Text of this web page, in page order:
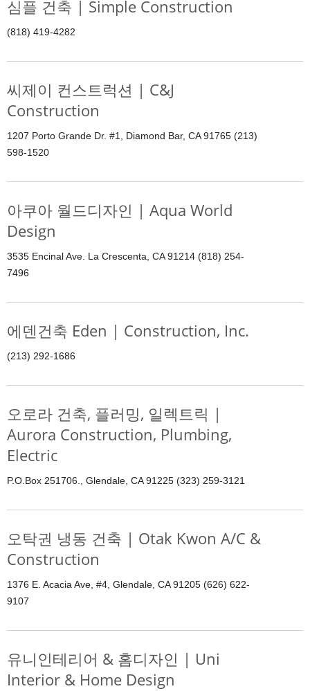
심플 건축 | Simple Construction
(818) 419-4282
씨제이 컨스트럭션 | C&J
Construction
1207 Porto Grande Dr. #1, Diamond Bar, CA 91765 (213)
598-1520
아쿠아 월드디자인 | Aqua World
Design
3535 Encinal Ave. La Crescenta, CA 91214 (818) 254-
7496
에덴건축 Eden | Construction, Inc.
(213) 292-1686
오로라 건축, 플러밍, 일렉트릭 |
Aurora Construction, Plumbing,
Electric
P.O.Box 251706., Glendale, CA 91225 (323) 259-3121
오탁권 냉동 건축 | Otak Kwon A/C &
Construction
1376 E. Acacia Ave, #4, Glendale, CA 91205 (626) 622-
9107
유니인테리어 & 홈디자인 | Uni
Interior & Home Design